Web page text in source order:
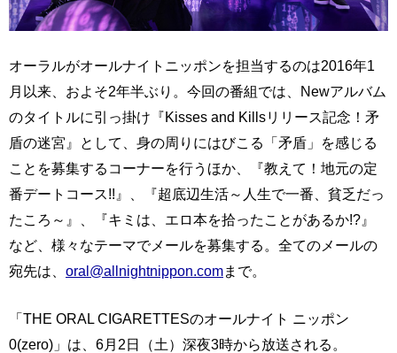
オーラルがオールナイトニッポンを担当するのは2016年1
月以来、およそ2年半ぶり。今回の番組では、Newアルバム
のタイトルに引っ掛け『Kisses and Killsリリース記念！矛
盾の迷宮』として、身の周りにはびこる「矛盾」を感じる
ことを募集するコーナーを行うほか、『教えて！地元の定
番デートコース!!』、『超底辺生活～人生で一番、貧乏だっ
たころ～』、『キミは、エロ本を拾ったことがあるか!?』
など、様々なテーマでメールを募集する。全てのメールの
宛先は、 oral@allnightnippon.comまで。
「THE ORAL CIGARETTESのオールナイト ニッポン
0(zero)」は、6月2日（土）深夜3時から放送される。